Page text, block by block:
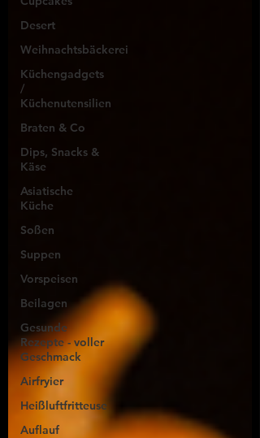
Desert
Weihnachtsbäckerei
Küchengadgets
/
Küchenutensilien
Braten & Co
Dips, Snacks &
Käse
Asiatische
Küche
Soßen
Suppen
Vorspeisen
Beilagen
Gesunde
Rezepte - voller
Geschmack
Airfryier
Heißluftfritteuse
Auflauf